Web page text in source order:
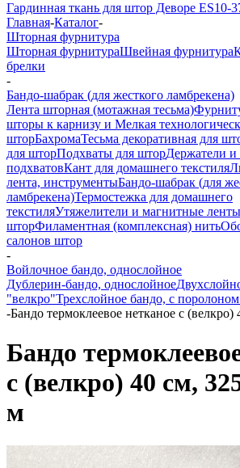
Гардинная ткань для штор Деворе ES10-
Главная-Каталог-
Шторная фурнитура
Шторная фурнитураШвейная фурнитура
брелки
-
Бандо-шабрак (для жесткого ламбрекена)
Лента шторная (мотажная тесьма)
шторы к карнизу и Мелкая
шторБахромаТесьма декоративная для
для шторПодхваты для шторДержатели
подхватовКант для домашнего текстиля
лента, инструментыБандо-шабрак (для
ламбрекена)Термостежка для домашнего
текстиляУтяжелители и магнитные
шторФиламентная (комплексная) нить
салонов штор
-
Войлочное бандо, однослойное
Дублерин-бандо, однослойное
"велкро"Трехслойное бандо, с
-Бандо термоклеевое нетканое с
Бандо
с (велкро) 40 см,
м